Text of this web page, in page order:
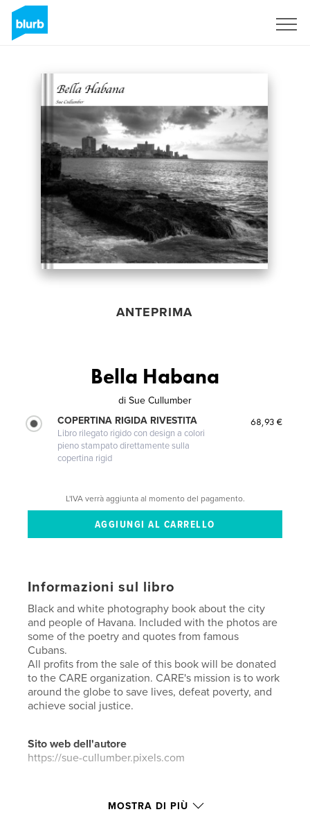
ANTEPRIMA
Bella Habana
di Sue Cullumber
COPERTINA RIGIDA RIVESTITA
Libro rilegato rigido con design a colori
pieno stampato direttamente sulla
copertina rigid
68,93 €
L'IVA verrà aggiunta al momento del pagamento.
Informazioni sul libro
Black and white photography book about the city
and people of Havana. Included with the photos are
some of the poetry and quotes from famous
Cubans.
All profits from the sale of this book will be donated
to the CARE organization. CARE's mission is to work
around the globe to save lives, defeat poverty, and
achieve social justice.
Sito web dell'autore
https://sue-cullumber.pixels.com
Funzionalità e dettagli
MOSTRA DI PIÙ